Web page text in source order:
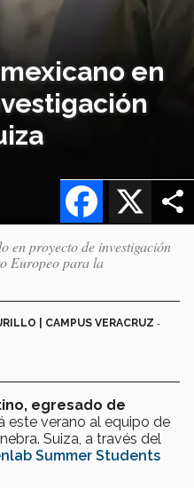
en
X
Facebook
en proyecto de investigación
Europeo para la
| CAMPUS VERACRUZ -
egresado de
este verano al equipo de
Suiza, a través del
Summer Students